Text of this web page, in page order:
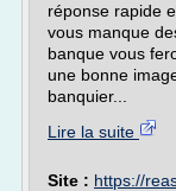
réponse rapide
vous manque
banque vous
une bonne
banquier...
Lire la suite
Site : https://